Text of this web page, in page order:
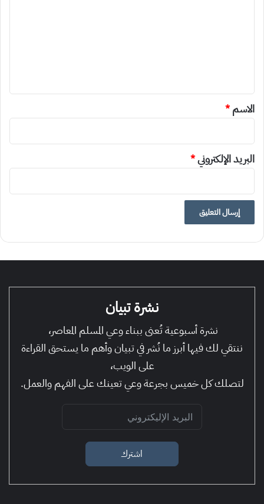
*
الاسم*
البريد الإلكتروني*
نشرة تبيان
نشرة أسبوعية تُعنى ببناء وعي المسلم المعاصر،
ننتقي لك فيها أبرز ما نُشر في تبيان وأهم ما يستحق القراءة
على الويب،
لتصلك كل خميس بجرعة وعي تعينك على الفهم والعمل.
اشترك